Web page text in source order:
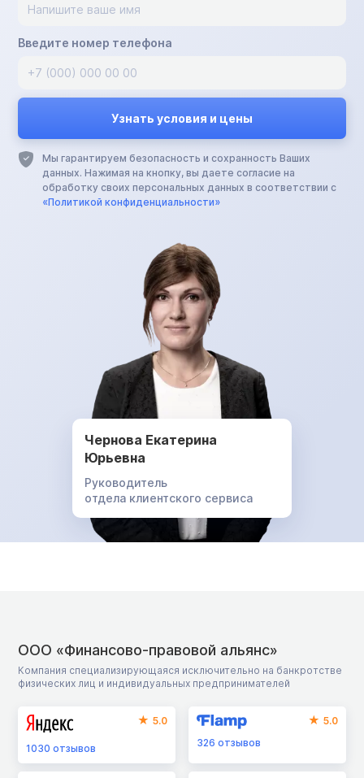
Введите номер телефона
Мы гарантируем безопасность и сохранность Ваших
данных. Нажимая на кнопку, вы даете согласие на
обработку своих персональных данных в соответствии с
«Политикой конфиденциальности»
Чернова Екатерина
Юрьевна
Руководитель
отдела клиентского сервиса
ООО «Финансово-правовой альянс»
Компания специализирующаяся исключительно на банкротстве
физических лиц и индивидуальных предпринимателей
5.0
1030 отзывов
5.0
326отзывов